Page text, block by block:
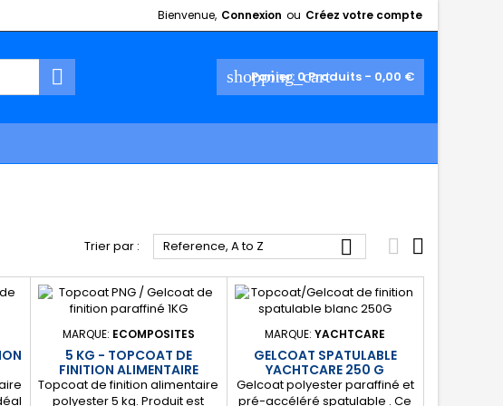
Bienvenue, Connexion ou Créez votre compte
shopping_cart
Panier: 0Produits - 0,00 €

Trier par : Reference, A to Z   
MARQUE: ECOMPOSITES
5 KG - TOPCOAT DE
FINITION ALIMENTAIRE
Topcoat de finition alimentaire
polyester 5 kg. Produit est
MARQUE:YACHTCARE
GELCOAT SPATULABLE
YACHTCARE 250 G
Gelcoat polyester paraffiné et
pré-accéléré spatulable . Ce